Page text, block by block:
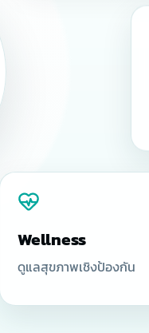
Wellness
ดูแลสุขภาพเชิงป้องกัน